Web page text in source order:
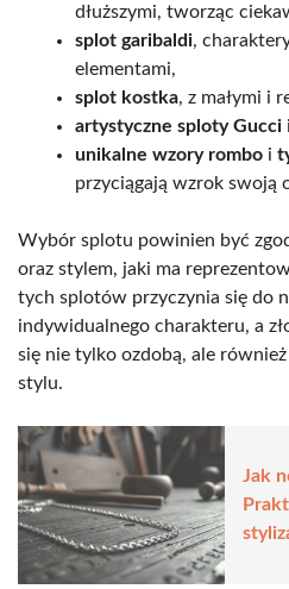
dłuższymi, tworząc
splot garibaldi,
elementami,
splot kostka, z małymi i
artystyczne sploty Gucci i
unikalne wzory rombo i
przyciągają wzrok swoją
Wybór splotu powinien być
oraz stylem, jaki ma
tych splotów przyczynia się do
indywidualnego charakteru, a
się nie tylko ozdobą, ale
stylu.
Jak